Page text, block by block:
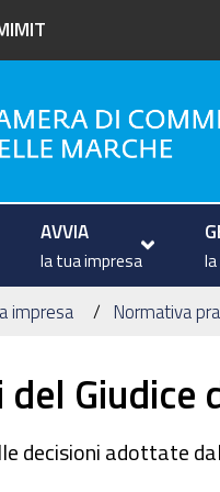
Commercio
AVVIA
la tua impresa
impresa Normativa
del Giudice
decisioni adottate